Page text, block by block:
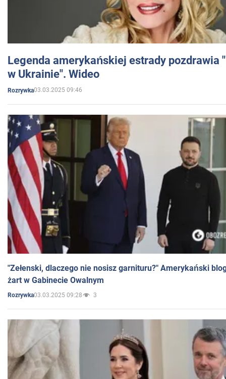
Legenda amerykańskiej estrady pozdrawia
w Ukrainie". Wideo
Rozrywka03.03.2025 09:46
"Zełenski, dlaczego nie nosisz garnituru?" Amerykański
żart w Gabinecie Owalnym
Rozrywka03.03.2025 09:28 3